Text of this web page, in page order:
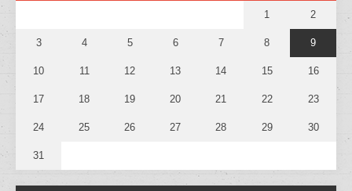
1 2
3 4 5 6 7 8 9
10 11 12 13 14 15 16
17 18 19 20 21 22 23
24 25 26 27 28 29 30
31